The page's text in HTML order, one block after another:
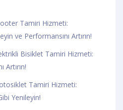
Tamiri Hizmeti:
ve Performansını Artırın!
Bisiklet Tamiri Hizmeti:
Artırın!
Tamiri Hizmeti:
Yenileyin!